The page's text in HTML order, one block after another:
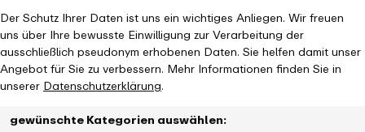
Der Schutz Ihrer Daten ist uns ein wichtiges Anliegen. Wir freuen
uns über Ihre bewusste Einwilligung zur Verarbeitung der
ausschließlich pseudonym erhobenen Daten. Sie helfen damit unser
Angebot für Sie zu verbessern. Mehr Informationen finden Sie in
unsererDatenschutzerklärung.
gewünschte Kategorien auswählen: